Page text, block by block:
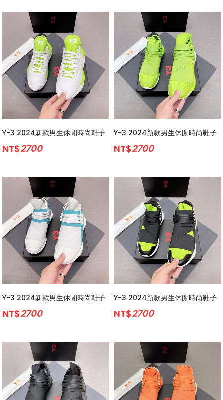
Y-3 2024新款男生休閒時尚鞋子
NT$2700
Y-3 2024新款男生休閒時尚鞋子
NT$2700
Y-3 2024新款男生休閒時尚鞋子
NT$2700
Y-3 2024新款男生休閒時尚鞋子
NT$2700